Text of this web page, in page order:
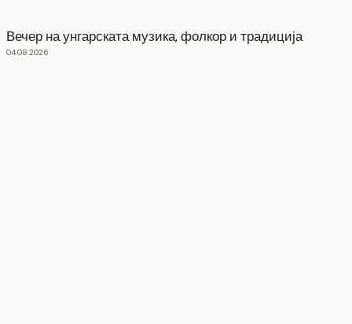
Вечер на унгарската музика, фолкор и традиција
04.08.2026